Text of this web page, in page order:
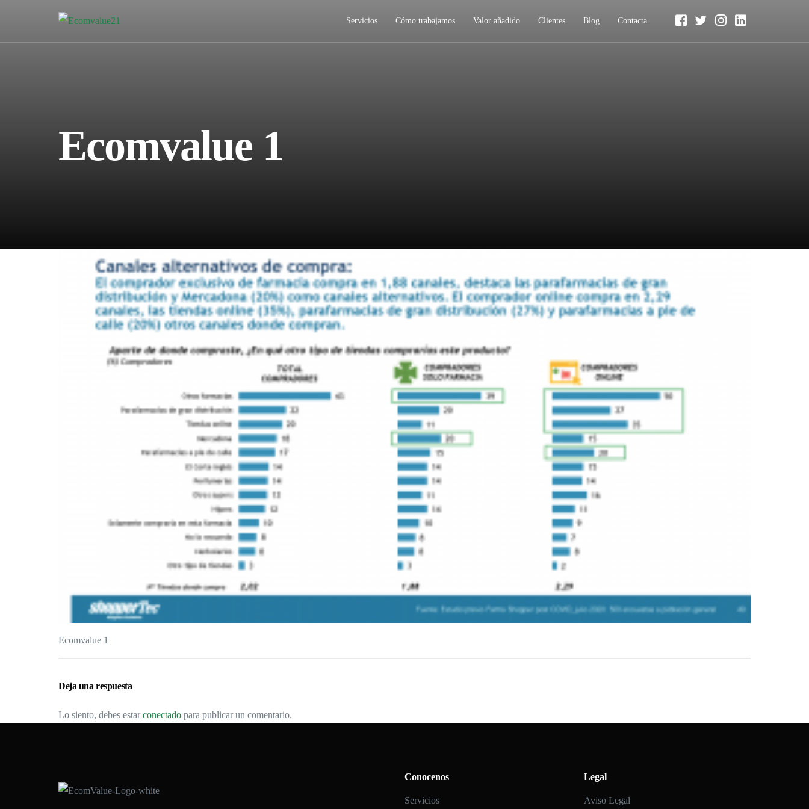
Servicios Cómo trabajamos Valor añadido Clientes Blog Contacta
Ecomvalue 1
Ecomvalue 1
Deja una respuesta
Lo siento, debes estarconectado para publicar un comentario.
Conocenos
Servicios
Legal
Aviso Legal